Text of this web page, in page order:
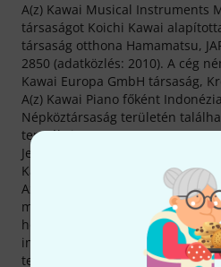
A(z) Kawai Musical Instruments
társaságot Koichi Kawai
társaság otthona Hamamatsu,
2850 (adatközlés: 2010). A cég
Kawai Europa GmbH társaság,
A(z) Kawai Piano főként
Népköztársaság területén
termékeit.
Jelenleg 158 különböző Kawai
Kawai márka 1989 óta képezi
Az összesen 3309, Kawai Music-
médiatartalom, értékelés és
hogy weboldalunkon a
információkhoz juss hozzá. Ezért
termékfotó, 21 részletgazdag 360